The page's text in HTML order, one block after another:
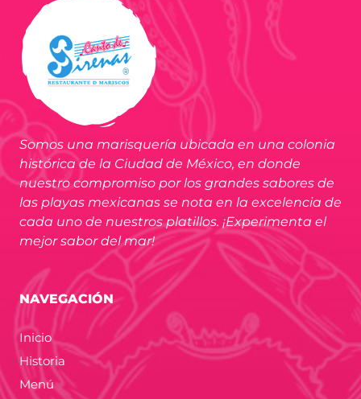
Somos una marisquería ubicada en una colonia
histórica de la Ciudad de México, en donde
nuestro compromiso por los grandes sabores de
las playas mexicanas se nota en la excelencia de
cada uno de nuestros platillos. ¡Experimenta el
mejor sabor del mar!
NAVEGACIÓN
Inicio
Historia
Menú